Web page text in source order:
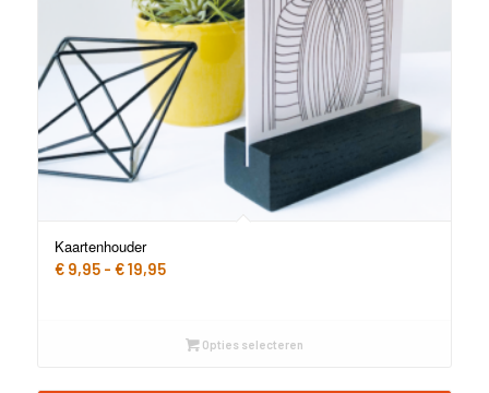
Kaartenhouder
€9,95 - €19,95Prijsklasse:
€ 19,95Opties selecteren